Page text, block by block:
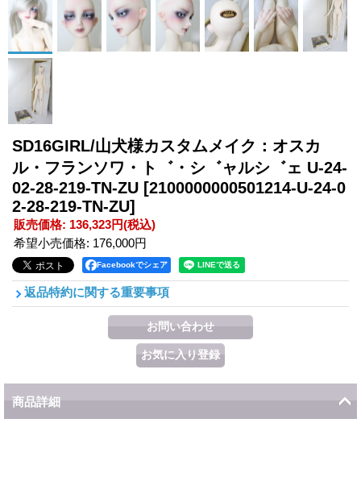
SD16GIRL/山犬様カスタムメイク：オスカ
ル・フランソワ・ト゛・シ゛ャルシ゛ェ U-24-
02-28-219-TN-ZU [2100000000501214-U-24-0
2-28-219-TN-ZU]
販売価格: 136,323円(税込)
希望小売価格: 176,000円
Facebookでシェア
返品特約に関する重要事項
商品詳細